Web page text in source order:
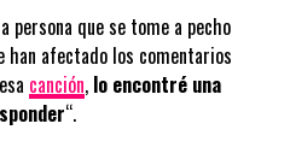
persona que se tome a pecho
han afectado los comentarios
canción, lo encontré una
“.